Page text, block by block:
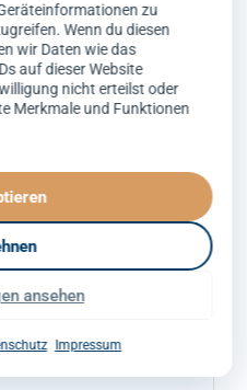
zu
Wenn du diesen
wir Daten wie das
auf dieser Website
nicht erteilst oder
Merkmale und Funktionen
ansehen
Impressum
um 21:30